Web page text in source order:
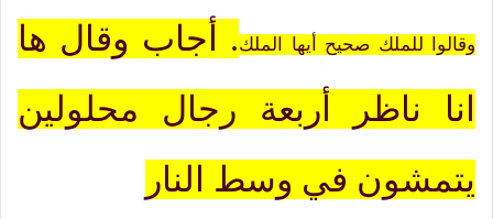
وقالوا للملك صحيح أيها الملك.
أجاب وقال ها
انا ناظر أربعة رجال محلولين
يتمشون في وسط النار